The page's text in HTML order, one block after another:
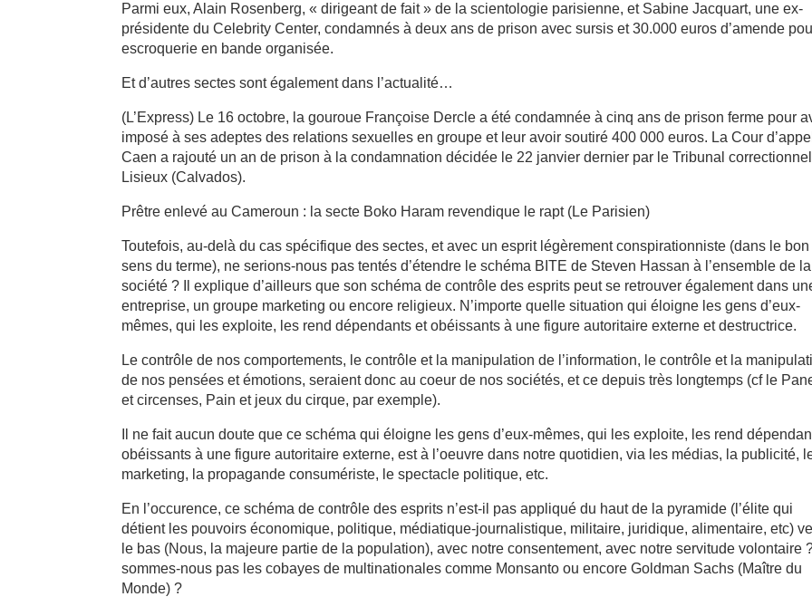
Parmi eux, Alain Rosenberg, « dirigeant de fait » de la scientologie parisienne, et Sabine Jacquart, une ex-
présidente du Celebrity Center, condamnés à deux ans de prison avec sursis et 30.000 euros d’amende
escroquerie en bande organisée.
Et d’autres sectes sont également dans l’actualité…
(L’Express) Le 16 octobre, la gouroue Françoise Dercle a été condamnée à cinq ans de prison ferme pour
imposé à ses adeptes des relations sexuelles en groupe et leur avoir soutiré 400 000 euros. La Cour
Caen a rajouté un an de prison à la condamnation décidée le 22 janvier dernier par le Tribunal
Lisieux (Calvados).
Prêtre enlevé au Cameroun : la secte Boko Haram revendique le rapt (Le Parisien)
Toutefois, au-delà du cas spécifique des sectes, et avec un esprit légèrement conspirationniste (dans le bon
sens du terme), ne serions-nous pas tentés d’étendre le schéma BITE de Steven Hassan à l’ensemble de la
société ? Il explique d’ailleurs que son schéma de contrôle des esprits peut se retrouver également dans
entreprise, un groupe marketing ou encore religieux. N’importe quelle situation qui éloigne les gens d’eux-
mêmes, qui les exploite, les rend dépendants et obéissants à une figure autoritaire externe et destructrice.
Le contrôle de nos comportements, le contrôle et la manipulation de l’information, le contrôle et la
de nos pensées et émotions, seraient donc au coeur de nos sociétés, et ce depuis très longtemps (cf le
et circenses, Pain et jeux du cirque, par exemple).
Il ne fait aucun doute que ce schéma qui éloigne les gens d’eux-mêmes, qui les exploite, les rend
obéissants à une figure autoritaire externe, est à l’oeuvre dans notre quotidien, via les médias, la publicité,
marketing, la propagande consumériste, le spectacle politique, etc.
En l’occurence, ce schéma de contrôle des esprits n’est-il pas appliqué du haut de la pyramide (l’élite qui
détient les pouvoirs économique, politique, médiatique-journalistique, militaire, juridique, alimentaire, etc)
le bas (Nous, la majeure partie de la population), avec notre consentement, avec notre servitude volontaire
sommes-nous pas les cobayes de multinationales comme Monsanto ou encore Goldman Sachs (Maître du
Monde) ?